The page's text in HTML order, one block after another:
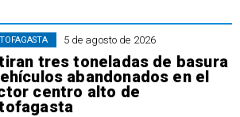
5 de agosto de 2026
tres toneladas de basura
abandonados en el
centro alto de